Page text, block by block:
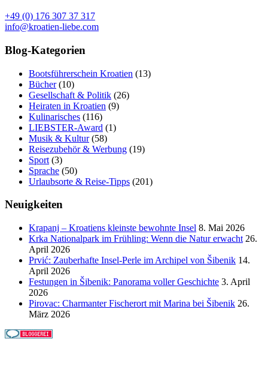
+49 (0) 176 307 37 317
info@kroatien-liebe.com
Blog-Kategorien
Bootsführerschein Kroatien (13)
Bücher(10)
Gesellschaft & Politik (26)
Heiraten in Kroatien (9)
Kulinarisches (116)
LIEBSTER-Award (1)
Musik & Kultur(58)
Reisezubehör & Werbung (19)
Sport (3)
Sprache (50)
Urlaubsorte & Reise-Tipps (201)
Neuigkeiten
Krapanj – Kroatiens kleinste bewohnte Insel 8. Mai 2026
Krka Nationalpark im Frühling: Wenn die Natur erwacht 26.
April 2026
Prvić: Zauberhafte Insel-Perle im Archipel von Šibenik 14.
April 2026
Festungen in Šibenik: Panorama voller Geschichte 3. April
2026
Pirovac: Charmanter Fischerort mit Marina bei Šibenik 26.
März 2026